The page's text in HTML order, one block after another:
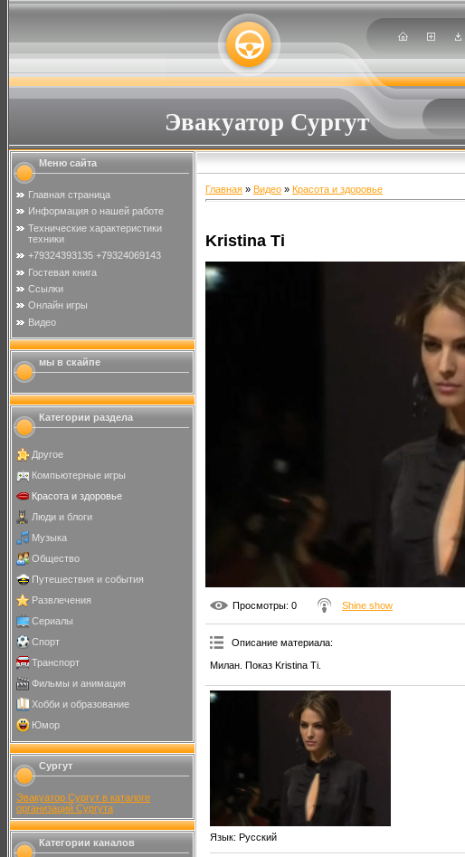
Эвакуатор Сургут
Меню сайта
Главная страница
Информация о нашей работе
Технические характеристики
техники
+79324393135 +79324069143
Гостевая книга
Ссылки
Онлайн игры
Видео
мы в скайпе
Категории раздела
Другое
Компьютерные игры
Красота и здоровье
Люди и блоги
Музыка
Общество
Путешествия и события
Развлечения
Сериалы
Спорт
Транспорт
Фильмы и анимация
Хобби и образование
Юмор
Сургут
Эвакуатор Сургут в каталоге
организаций Сургута
Категории каналов
Главная » Видео » Красота и здоровье
Kristina Ti
Просмотры: 0 Shine show
Описание материала:
Милан. Показ Kristina Ti.
Язык: Русский